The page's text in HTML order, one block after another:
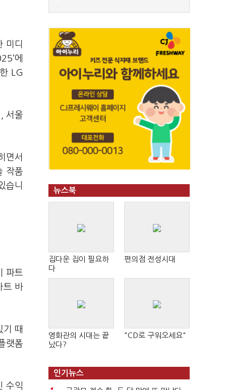
미디
에
LG
서울
면서
작품
습니
파트
트 바
기 때
랫폼
수익
뉴스북
집다운 집이 필요하
다
편의점 전성시대
영화관의 시대는 끝
났다?
"CD로 구워오세요"
인기뉴스